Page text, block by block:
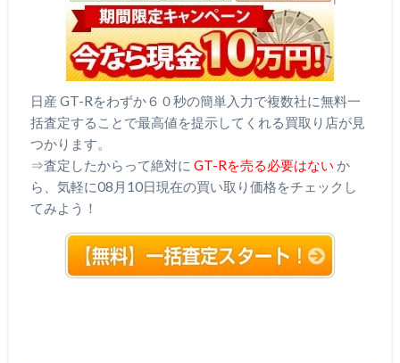
日産 GT-Rをわずか６０秒の簡単入力で複数社に無料一
括査定することで最高値を提示してくれる買取り店が見
つかります。
⇒査定したからって絶対に GT-Rを売る必要はない か
ら、気軽に08月10日現在の買い取り価格をチェックし
てみよう！